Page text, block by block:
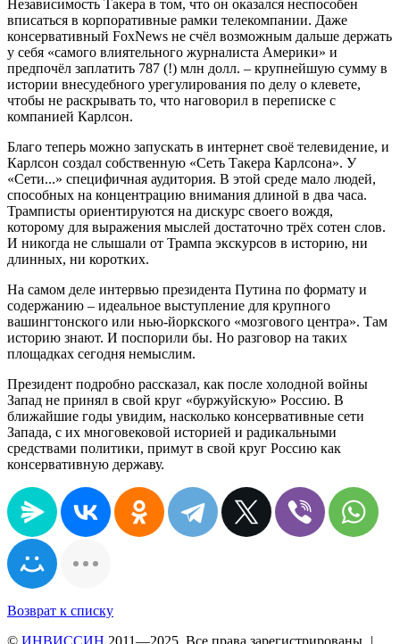
Независимость Такера в том, что он оказался неспособен
вписаться в корпоративные рамки телекомпании. Даже
консервативный FoxNews не счёл возможным дальше держать
у себя «самого влиятельного журналиста Америки» и
предпочёл заплатить 787 (!) млн долл. – крупнейшую сумму в
истории внесудебного урегулирования по делу о клевете,
чтобы не раскрывать то, что наговорил в переписке с
компанией Карлсон.
Благо теперь можно запускать в интернет своё телевидение, и
Карлсон создал собственную «Сеть Такера Карлсона». У
«Сети...» специфичная аудитория. В этой среде мало людей,
способных на концентрацию внимания длиной в два часа.
Трамписты ориентируются на дискурс своего вождя,
которому для выражения мыслей достаточно трёх сотен слов.
И никогда не слышали от Трампа экскурсов в историю, ни
длинных, ни коротких.
На самом деле интервью президента Путина по формату и
содержанию – идеальное выступление для крупного
вашингтонского или нью-йоркского «мозгового центра». Там
историю знают. И поспорили бы. Но разговор на таких
площадках сегодня немыслим.
Президент подробно рассказал, как после холодной войны
Запад не принял в свой круг «буржуйскую» Россию. В
ближайшие годы увидим, насколько консервативные сети
Запада, с их многовековой историей и радикальными
средствами политики, примут в свой круг Россию как
консервативную державу.
Возврат к списку